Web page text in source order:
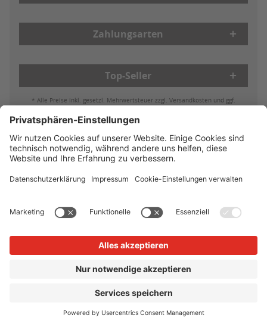
Zahlungsarten
Top-Seller
* Alle Preise inkl. gesetzl. Mehrwertsteuer zzgl. Versandkosten und ggf.
Batterieleistung & Entsorgung
Widerruf
Reklamationen
AGB
Datenschutz Impressum Vertrag widerrufen